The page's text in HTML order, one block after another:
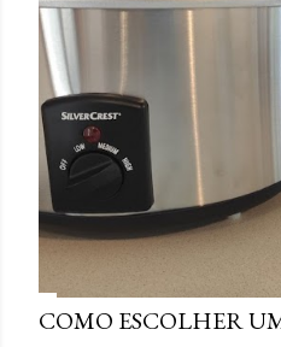
a
g
e
n
s
COMO ESCOLHER